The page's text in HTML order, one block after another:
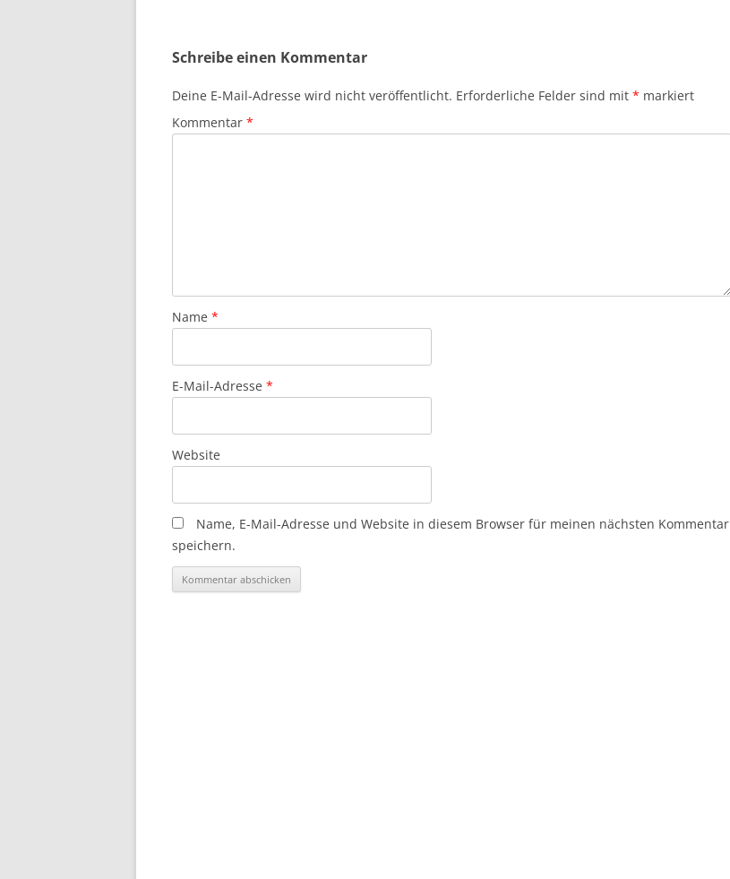
Schreibe einen Kommentar
Deine E-Mail-Adresse wird nicht veröffentlicht. Erforderliche Felder sind mit * markiert
Kommentar *
Name *
E-Mail-Adresse *
Website
Name, E-Mail-Adresse und Website in diesem Browser für meinen nächsten Kommentar
speichern.